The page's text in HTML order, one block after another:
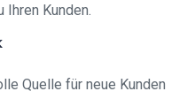
Kunden.
Quelle für neue Kunden